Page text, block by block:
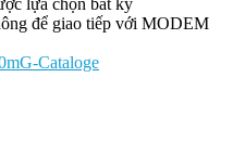
để giao tiếp với MODEM
Cataloge